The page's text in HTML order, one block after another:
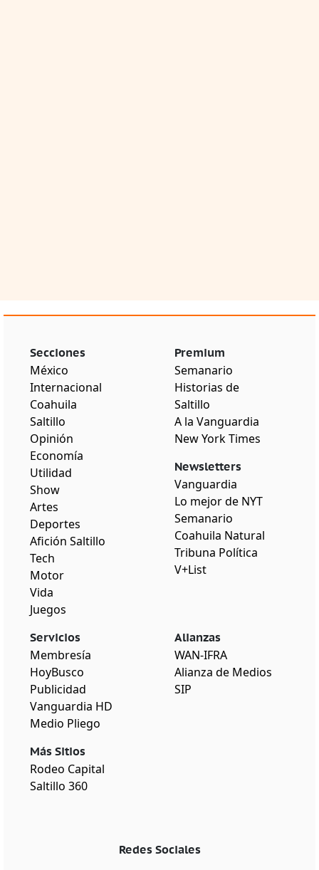
Secciones
México
Internacional
Coahuila
Saltillo
Opinión
Economía
Utilidad
Show
Artes
Deportes
Afición Saltillo
Tech
Motor
Vida
Juegos
Premium
Semanario
Historias de
Saltillo
A la Vanguardia
New York Times
Newsletters
Vanguardia
Lo mejor de NYT
Semanario
Coahuila Natural
Tribuna Política
V+List
Servicios
Membresía
HoyBusco
Publicidad
Vanguardia HD
Medio Pliego
Más Sitios
Rodeo Capital
Saltillo 360
Alianzas
WAN-IFRA
Alianza de Medios
SIP
Redes Sociales